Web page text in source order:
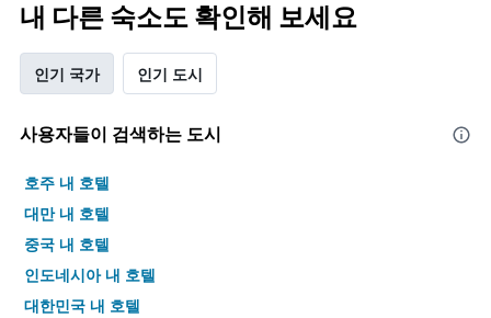
내 다른 숙소도 확인해 보세요
인기 국가 인기 도시
사용자들이 검색하는 도시
호주 내 호텔
대만 내 호텔
중국 내 호텔
인도네시아 내 호텔
대한민국 내 호텔